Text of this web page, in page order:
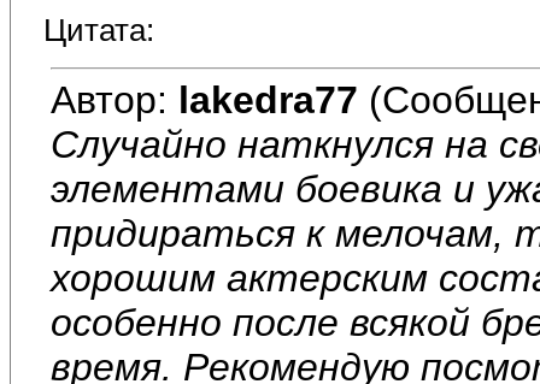
Цитата:
Автор: lakedra77
Случайно наткнулся на
элементами боевика и
придираться к мелочам,
хорошим актерским
особенно после всякой
время. Рекомендую